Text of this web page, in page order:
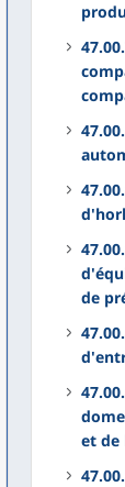
de
et de